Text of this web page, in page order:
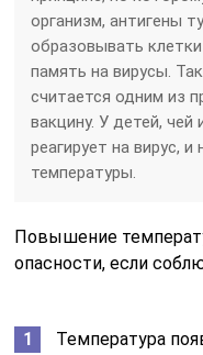
организм, антигены
образовывать
память на вирусы.
считается одним из
вакцину. У детей,
реагирует на вирус,
температуры.
Повышение
опасности, если
Температура